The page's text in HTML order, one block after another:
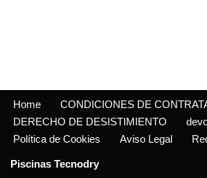
Home
CONDICIONES DE
DERECHO DE DESISTIMIENTO
Política de Cookies
Aviso Legal
Piscinas Tecnodry